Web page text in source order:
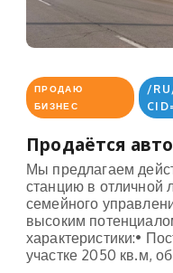
ПРОДАЮ
БИЗНЕС
/
Продаётся
Мы предлагаем
станцию в отличной
семейного
высоким
характеристики:•
участке 2050 кв.м,